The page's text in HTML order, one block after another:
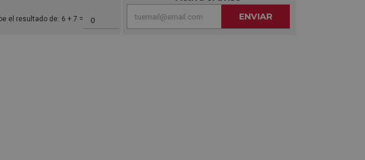
el resultado de: 6 + 7 = ENVIAR